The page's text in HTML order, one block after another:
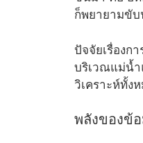
ก็พยายามขับ
ปัจจัยเรื่องก
บริเวณแม่น้ำ
วิเคราะห์ทั้ง
พลังของข้